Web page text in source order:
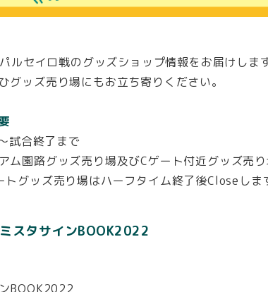
ルセイロ戦のグッズショップ情報をお届けしま
グッズ売り場にもお立ち寄りください。
試合終了まで
園路グッズ売り場及びCゲート付近グッズ売り
売り場はハーフタイム終了後Closeします
スタサインBOOK2022
BOOK2022